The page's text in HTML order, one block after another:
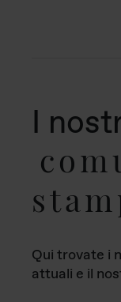
I
Qui trovate i
attuali e il